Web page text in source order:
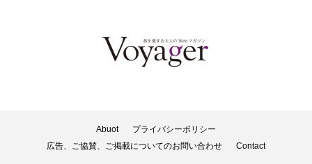
Abuot
プライバシーポリシー
広告、ご協賛、ご掲載についてのお問い合わせ
Contact